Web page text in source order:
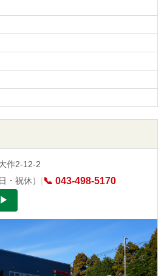
作2-12-2
・祝休） | 📞 043-498-5170
▶